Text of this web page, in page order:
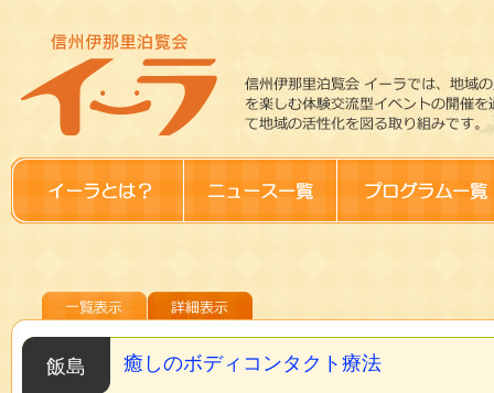
一覧表示
飯島 癒しのボディコンタクト療法